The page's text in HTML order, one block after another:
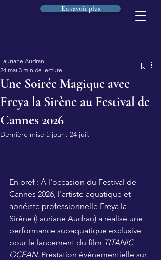
En savoir plus
Une Soirée Magique avec
Freya la Sirène au Festival de
Cannes 2026
Lauriane Audran
24 mai 3 min de lecture
Dernière mise à jour : 24 juil.
En bref : À l'occasion du Festival de
Cannes 2026, l'artiste aquatique et
apnéiste professionnelle Freya la
Sirène (Lauriane Audran) a réalisé une
performance subaquatique exclusive
pour le lancement du film TITANIC
OCEAN. Prestation événementielle sur